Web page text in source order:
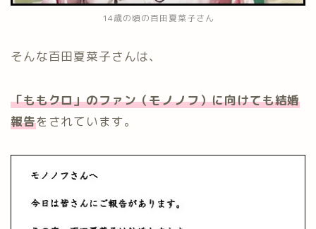
14歳の頃の百田夏菜子さん
そんな百田夏菜子さんは、
「ももクロ」のファン（モノノフ）に向けても結婚
報告をされています。